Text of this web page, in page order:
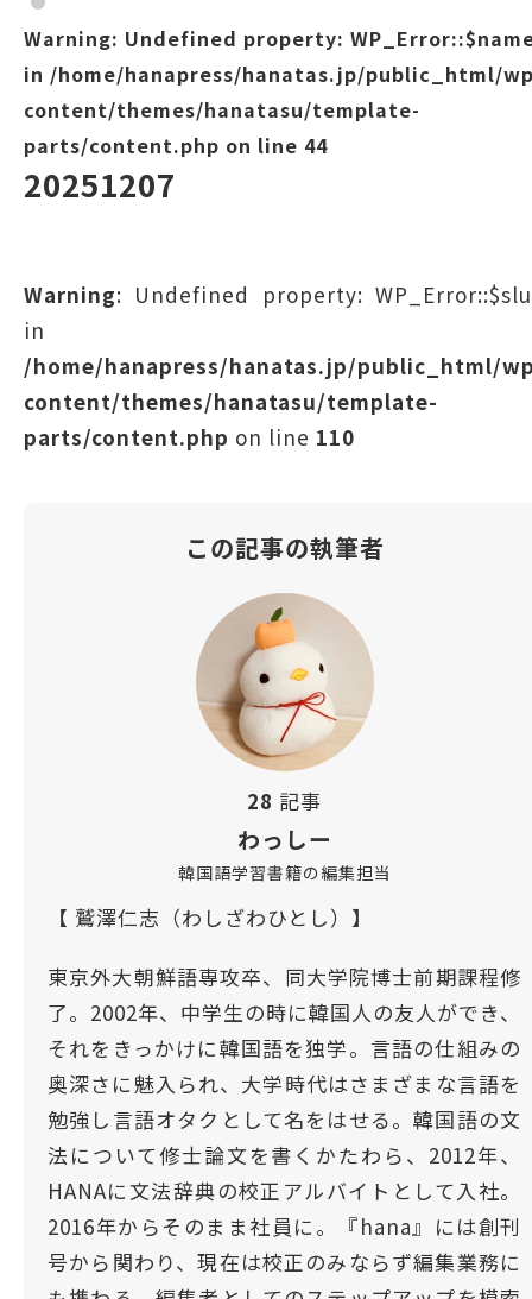
Warning: Undefined property:
in /home/hanapress/hanatas.jp/public_html/
content/themes/hanatasu/template-
parts/content.php on line 44
20251207
Warning: Undefined property:
in
/home/hanapress/hanatas.jp/public_html/
content/themes/hanatasu/template-
parts/content.php on line 110
この記事の執筆者
28 記事
わっしー
韓国語学習書籍の編集担当
【 鷲澤仁志（わしざわひとし）】
東京外大朝鮮語専攻卒、同大学院博士前期課程修
了。2002年、中学生の時に韓国人の友人ができ、
それをきっかけに韓国語を独学。言語の仕組みの
奥深さに魅入られ、大学時代はさまざまな言語を
勉強し言語オタクとして名をはせる。韓国語の文
法について修士論文を書くかたわら、2012年、
HANAに文法辞典の校正アルバイトとして入社。
2016年からそのまま社員に。『hana』には創刊
号から関わり、現在は校正のみならず編集業務に